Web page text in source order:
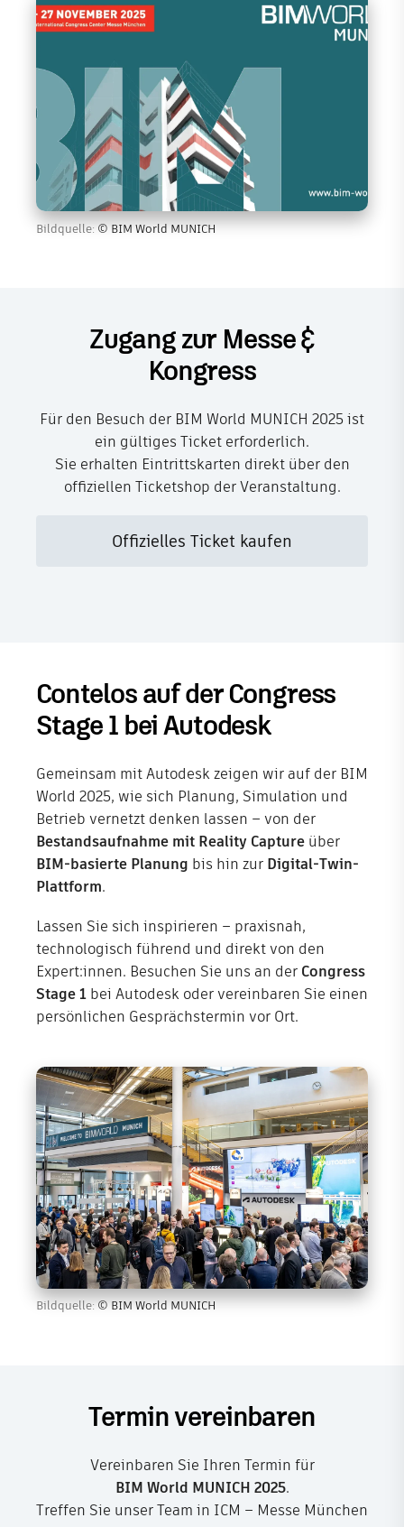
Bildquelle: © BIM World MUNICH
Zugang zur Messe &
Kongress
Für den Besuch der BIM World MUNICH 2025 ist
ein gültiges Ticket erforderlich.
Sie erhalten Eintrittskarten direkt über den
offiziellen Ticketshop der Veranstaltung.
Offizielles Ticket kaufen
Contelos auf der Congress
Stage 1 bei Autodesk
Gemeinsam mit Autodesk zeigen wir auf der BIM
World 2025, wie sich Planung, Simulation und
Betrieb vernetzt denken lassen – von der
Bestandsaufnahme mit Reality Capture über
BIM-basierte Planung bis hin zur Digital-Twin-
Plattform.
Lassen Sie sich inspirieren – praxisnah,
technologisch führend und direkt von den
Expert:innen. Besuchen Sie uns an der Congress
Stage 1 bei Autodesk oder vereinbaren Sie einen
persönlichen Gesprächstermin vor Ort.
Bildquelle: © BIM World MUNICH
Termin vereinbaren
Vereinbaren Sie Ihren Termin für
BIM World MUNICH 2025.
Treffen Sie unser Team in ICM – Messe München